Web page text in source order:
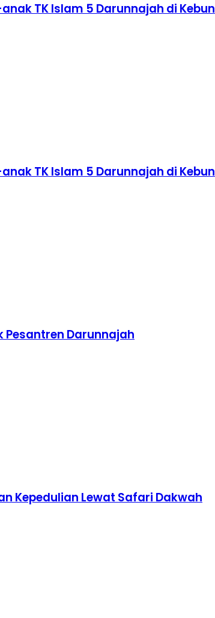
TK Islam 5 Darunnajah di Kebun
TK Islam 5 Darunnajah di Kebun
Pesantren Darunnajah
Kepedulian Lewat Safari Dakwah